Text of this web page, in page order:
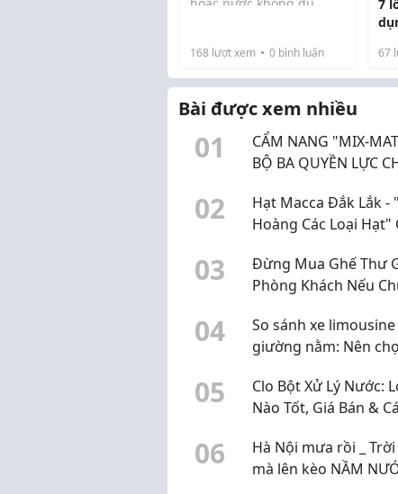
nóng nguội loại nào tốt
bạn cần phân biệt rõ
công nghệ làm nóng b...
168 lượt xem 0 bình luận
7
67
Bài được xem nhiều
01
CẨM NANG "MIX-
BỘ BA QUYỀN LỰC
02
Hạt Macca Đắk Lắk -
Hoàng Các Loại Hạt"
03
Đừng Mua Ghế Thư
Phòng Khách Nếu
04
So sánh xe limousine
giường nằm: Nên
05
Clo Bột Xử Lý Nước:
Nào Tốt, Giá Bán &
06
Hà Nội mưa rồi _
mà lên kèo NẦM